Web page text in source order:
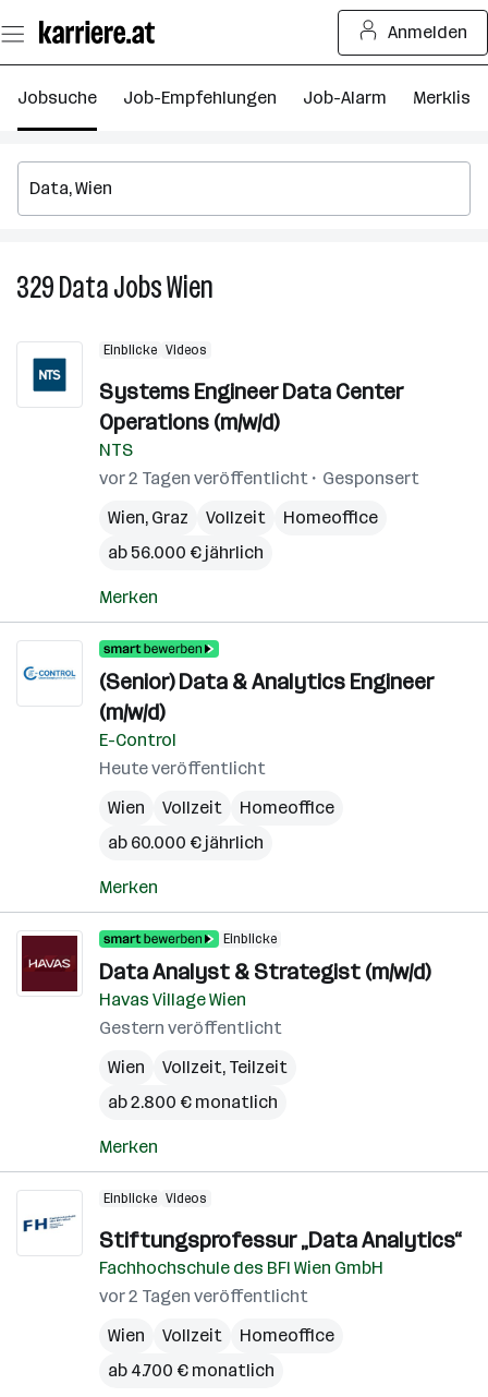
Seiteninhalt
springen
Anmelden
Jobsuche Job-Empfehlungen Job-Alarm Merkliste
329DataJobsWien
Wien
Einblicke Videos
Systems Engineer Data Center
Operations (m/w/d)
NTS
vor 2 Tagen veröffentlicht
Gesponsert
Wien, Graz Vollzeit
Homeoffice
ab 56.000 € jährlich
Merken
(Senior) Data & Analytics Engineer
(m/w/d)
E-Control
Heute veröffentlicht
Wien
Vollzeit
Homeoffice
ab 60.000 € jährlich
Merken
Einblicke
Data Analyst & Strategist (m/w/d)
Havas Village Wien
Gestern veröffentlicht
Wien
Vollzeit, Teilzeit
ab 2.800 € monatlich
Merken
Einblicke Videos
Stiftungsprofessur „Data Analytics“
Fachhochschule des BFI Wien GmbH
vor 2 Tagen veröffentlicht
Wien
Vollzeit
Homeoffice
ab 4.700 € monatlich